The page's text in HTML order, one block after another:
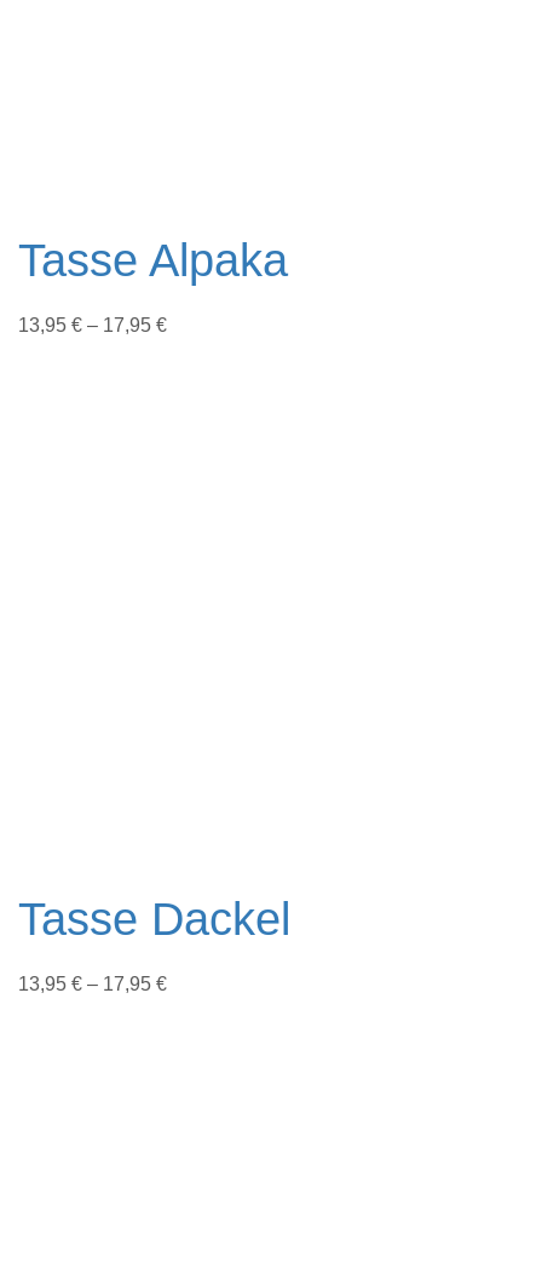
Tasse Alpaka
13,95 € – 17,95 €
Tasse Dackel
13,95 € – 17,95 €